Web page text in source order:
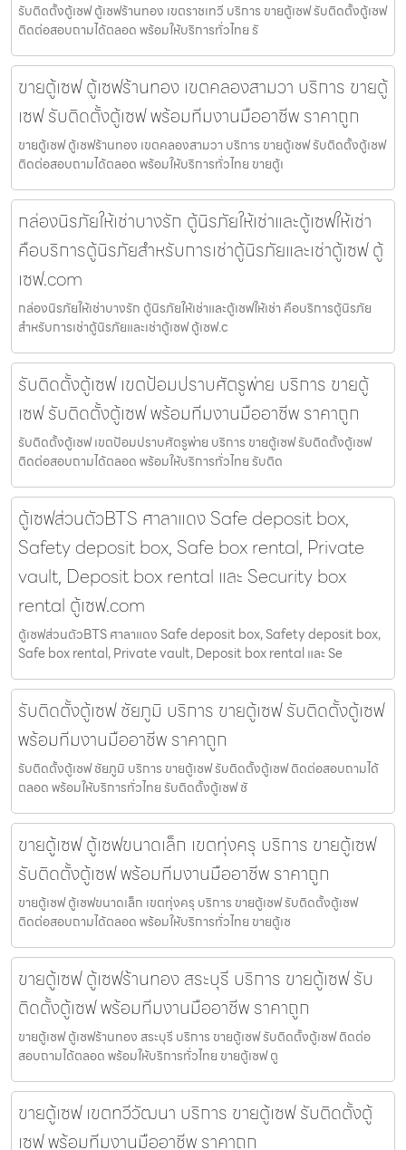
รับติดตั้งตู้เซฟ ตู้เซฟร้านทอง เขตราชเทวี บริการ ขายตู้เซฟ รับติดตั้งตู้เซฟ
ติดต่อสอบถามได้ตลอด พร้อมให้บริการทั่วไทย รั
ขายตู้เซฟ ตู้เซฟร้านทอง เขตคลองสามวา บริการ ขายตู้
เซฟ รับติดตั้งตู้เซฟ พร้อมทีมงานมืออาชีพ ราคาถูก
ขายตู้เซฟ ตู้เซฟร้านทอง เขตคลองสามวา บริการ ขายตู้เซฟ รับติดตั้งตู้เซฟ
ติดต่อสอบถามได้ตลอด พร้อมให้บริการทั่วไทย ขายตู้เ
กล่องนิรภัยให้เช่าบางรัก ตู้นิรภัยให้เช่าและตู้เซฟให้เช่า
คือบริการตู้นิรภัยสำหรับการเช่าตู้นิรภัยและเช่าตู้เซฟ ตู้
เซฟ.com
กล่องนิรภัยให้เช่าบางรัก ตู้นิรภัยให้เช่าและตู้เซฟให้เช่า คือบริการตู้นิรภัย
สำหรับการเช่าตู้นิรภัยและเช่าตู้เซฟ ตู้เซฟ.c
รับติดตั้งตู้เซฟ เขตป้อมปราบศัตรูพ่าย บริการ ขายตู้
เซฟ รับติดตั้งตู้เซฟ พร้อมทีมงานมืออาชีพ ราคาถูก
รับติดตั้งตู้เซฟ เขตป้อมปราบศัตรูพ่าย บริการ ขายตู้เซฟ รับติดตั้งตู้เซฟ
ติดต่อสอบถามได้ตลอด พร้อมให้บริการทั่วไทย รับติด
ตู้เซฟส่วนตัวBTS ศาลาแดง Safe deposit box,
Safety deposit box, Safe box rental, Private
vault, Deposit box rental และ Security box
rental ตู้เซฟ.com
ตู้เซฟส่วนตัวBTS ศาลาแดง Safe deposit box, Safety deposit box,
Safe box rental, Private vault, Deposit box rental และ Se
รับติดตั้งตู้เซฟ ชัยภูมิ บริการ ขายตู้เซฟ รับติดตั้งตู้เซฟ
พร้อมทีมงานมืออาชีพ ราคาถูก
รับติดตั้งตู้เซฟ ชัยภูมิ บริการ ขายตู้เซฟ รับติดตั้งตู้เซฟ ติดต่อสอบถามได้
ตลอด พร้อมให้บริการทั่วไทย รับติดตั้งตู้เซฟ ชั
ขายตู้เซฟ ตู้เซฟขนาดเล็ก เขตทุ่งครุ บริการ ขายตู้เซฟ
รับติดตั้งตู้เซฟ พร้อมทีมงานมืออาชีพ ราคาถูก
ขายตู้เซฟ ตู้เซฟขนาดเล็ก เขตทุ่งครุ บริการ ขายตู้เซฟ รับติดตั้งตู้เซฟ
ติดต่อสอบถามได้ตลอด พร้อมให้บริการทั่วไทย ขายตู้เซ
ขายตู้เซฟ ตู้เซฟร้านทอง สระบุรี บริการ ขายตู้เซฟ รับ
ติดตั้งตู้เซฟ พร้อมทีมงานมืออาชีพ ราคาถูก
ขายตู้เซฟ ตู้เซฟร้านทอง สระบุรี บริการ ขายตู้เซฟ รับติดตั้งตู้เซฟ ติดต่อ
สอบถามได้ตลอด พร้อมให้บริการทั่วไทย ขายตู้เซฟ ตู
ขายตู้เซฟ เขตทวีวัฒนา บริการ ขายตู้เซฟ รับติดตั้งตู้
เซฟ พร้อมทีมงานมืออาชีพ ราคาถูก